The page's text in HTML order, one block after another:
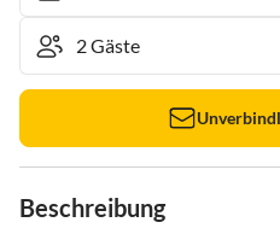
Beschreibung